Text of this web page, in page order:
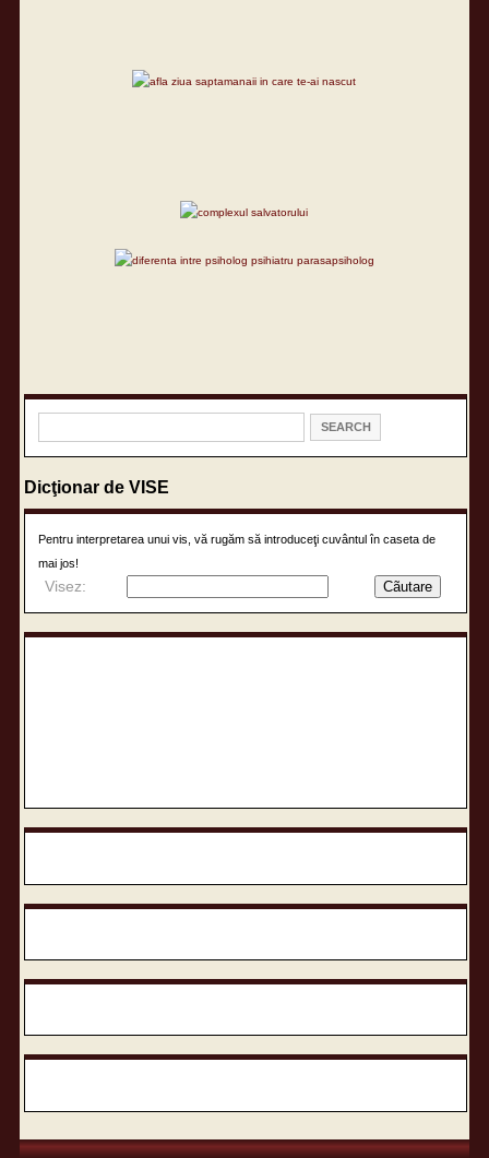
Dicţionar de VISE
Pentru interpretarea unui vis, vă rugăm să introduceţi cuvântul în caseta de
mai jos!
Visez: